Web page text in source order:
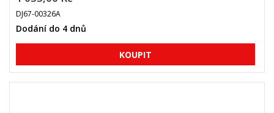
DJ67-00326A
Dodání do 4 dnů